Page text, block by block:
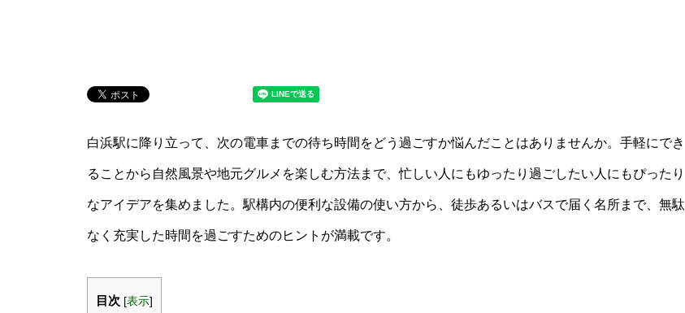
白浜駅に降り立って、次の電車までの待ち時間をどう過ごすか悩んだことはありませんか。手軽にでき
ることから自然風景や地元グルメを楽しむ方法まで、忙しい人にもゆったり過ごしたい人にもぴったり
なアイデアを集めました。駅構内の便利な設備の使い方から、徒歩あるいはバスで届く名所まで、無駄
なく充実した時間を過ごすためのヒントが満載です。
目次 [表示]